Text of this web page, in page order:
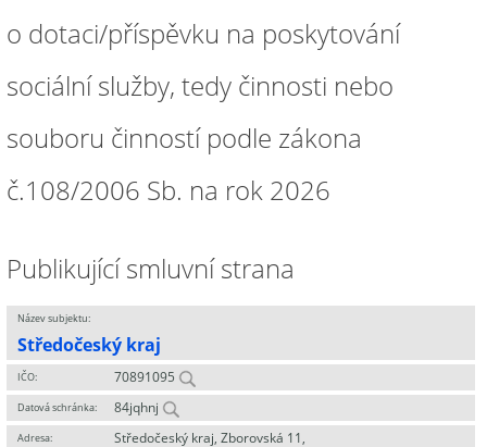
o dotaci/příspěvku na poskytování
sociální služby, tedy činnosti nebo
souboru činností podle zákona
č.108/2006 Sb. na rok 2026
Publikující smluvní strana
Název subjektu:
Středočeský kraj
IČO: 70891095
Datová schránka: 84jqhnj
Adresa:
Středočeský kraj, Zborovská 11,